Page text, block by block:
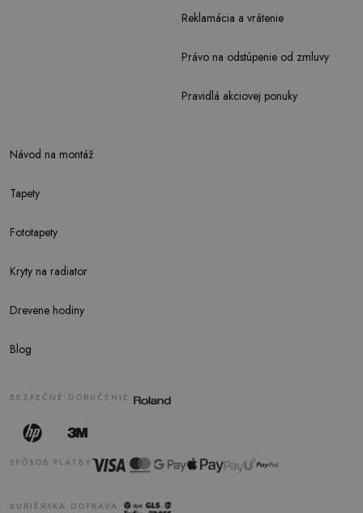
Návod na montáž
Tapety
Fototapety
Kryty na radiator
Drevene hodiny
Blog
Reklamácia a vrátenie
Právo na odstúpenie od zmluvy
Pravidlá akciovej ponuky
BEZPEČNÉ DORUČENIE
KURIÉRSKA DOPRAVA
SPÔSOB PLATBY